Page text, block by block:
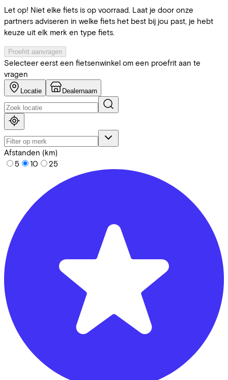
Let op! Niet elke fiets is op voorraad. Laat je door onze
partners adviseren in welke fiets het best bij jou past, je hebt
keuze uit elk merk en type fiets.
Proefrit aanvragen
Selecteer eerst een fietsenwinkel om een proefrit aan te
vragen
Locatie Dealernaam
Afstanden (km)
5
10 25